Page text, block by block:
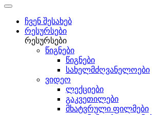
ჩვენ შესახებ
რესურსები
რესურსები
წიგნები
წიგნები
სახელმძღვანელოები
ვიდეო
ლექციები
გაკვეთილები
მხატვრული ფილმები